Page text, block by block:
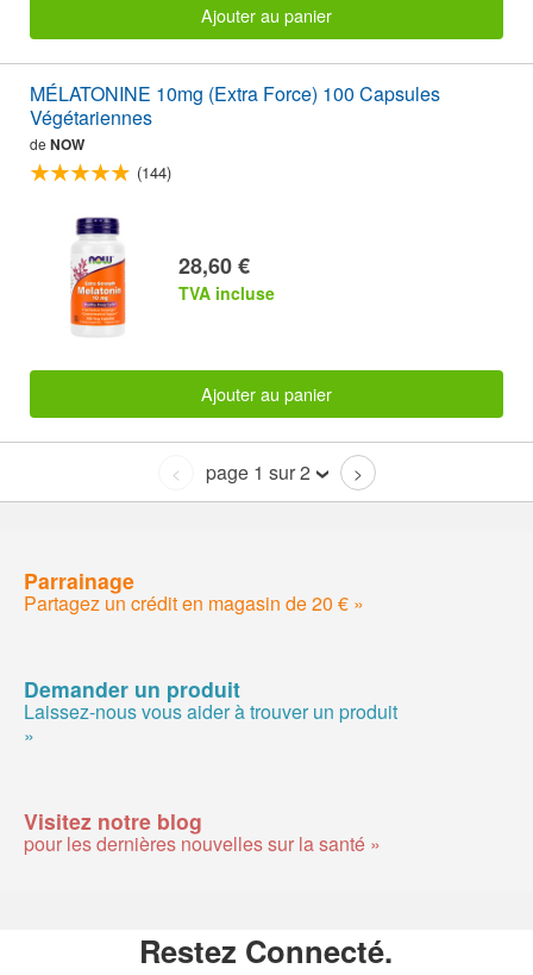
Ajouter au panier
MÉLATONINE 10mg (Extra Force) 100 Capsules
Végétariennes
de NOW
(144)
28,60 €
TVA incluse
Ajouter au panier
< page 1 sur 2 >
Parrainage
Partagez un crédit en magasin de 20 € »
Demander un produit
Laissez-nous vous aider à trouver un produit
»
Visitez notre blog
pour les dernières nouvelles sur la santé »
Restez Connecté.